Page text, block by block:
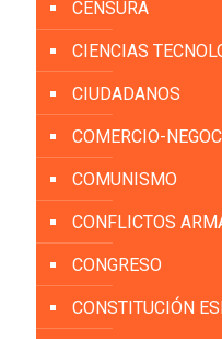
CENSURA
CIENCIAS
CIUDADANOS
COMERCIO-
COMUNISMO
CONFLICTOS
CONGRESO
CONSTITUCIÓN